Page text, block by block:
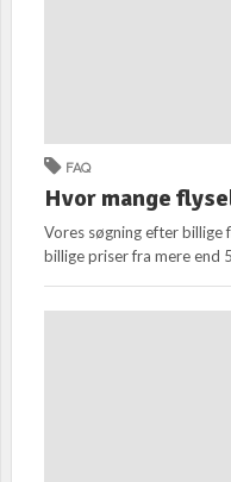
FAQ
Hvor mange
Vores søgning efter
billige priser fra mere end